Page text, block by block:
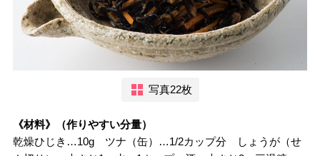
写真22枚
《材料》（作りやすい分量）
乾燥ひじき…10g ツナ（缶）…1/2カップ分 しょうが（せ